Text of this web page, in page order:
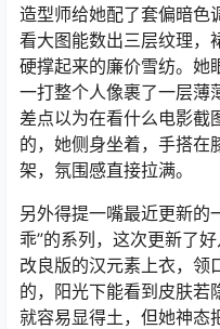
造型师给她配了套偏暗色
看大图能数出三层纹理，
硬撑起来的廉价雪纺。她
一打整个人像裹了一层薄
差点以为在看什么电影截
的，她侧身坐着，手搭在
架，氛围感直接拉满。
另外得提一嘴最近更新的
乖”的系列，这次更新了
改良版的汉元素上衣，领
的，阳光下能看到皮肤若
就容易显得土，但她神态